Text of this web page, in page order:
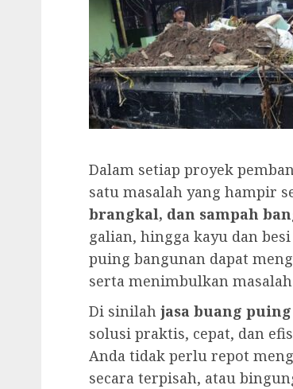
Dalam setiap proyek
satu masalah yang hampir
brangkal, dan sampah
galian, hingga kayu dan
puing bangunan dapat
serta menimbulkan
Di sinilah jasa buang
solusi praktis, cepat, dan
Anda tidak perlu repot
secara terpisah, atau